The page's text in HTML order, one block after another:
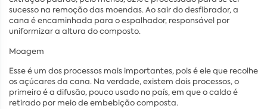
sucesso na remoção das moendas. Ao sair do desfibrador, a
cana é encaminhada para o espalhador, responsável por
uniformizar a altura do composto.
Moagem
Esse é um dos processos mais importantes, pois é ele que recolhe
os açúcares da cana. Na verdade, existem dois processos, o
primeiro é a difusão, pouco usado no país, em que o caldo é
retirado por meio de embebição composta.